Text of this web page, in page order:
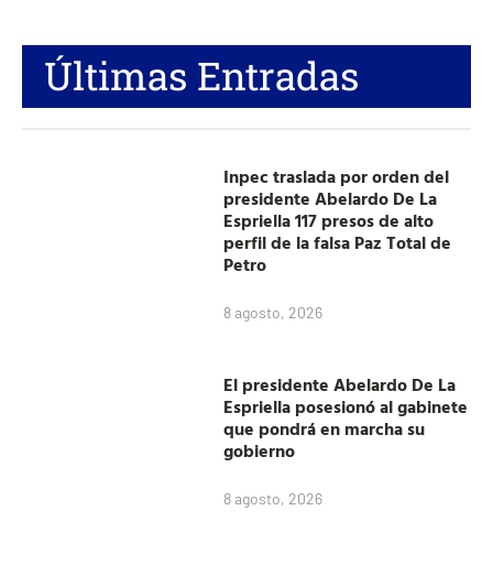
Últimas Entradas
Inpec traslada por orden del
presidente Abelardo De La
Espriella 117 presos de alto
perfil de la falsa Paz Total de
Petro
8 agosto, 2026
El presidente Abelardo De La
Espriella posesionó al gabinete
que pondrá en marcha su
gobierno
8 agosto, 2026